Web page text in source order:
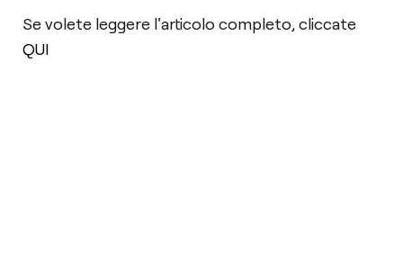
Se volete leggere l'articolo completo, cliccate
QUI